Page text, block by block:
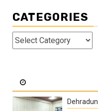
CATEGORIES
Categories
Dehradun